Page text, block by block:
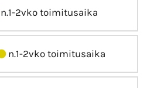
2vko toimitusaika
n.1-2vko toimitusaika